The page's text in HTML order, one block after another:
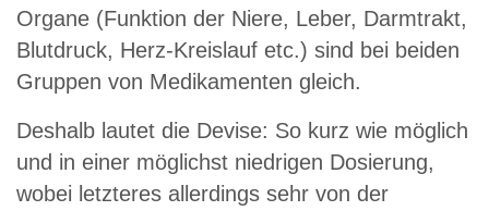
Organe (Funktion der Niere, Leber, Darmtrakt,
Blutdruck, Herz-Kreislauf etc.) sind bei beiden
Gruppen von Medikamenten gleich.
Deshalb lautet die Devise: So kurz wie möglich
und in einer möglichst niedrigen Dosierung,
wobei letzteres allerdings sehr von der